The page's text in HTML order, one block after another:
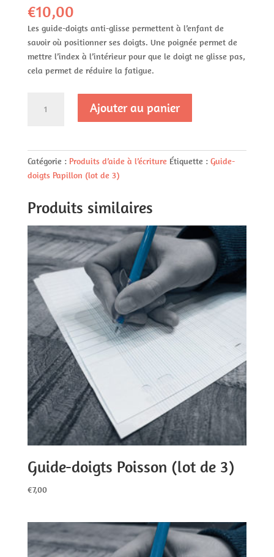
€10,00
Les guide-doigts anti-glisse permettent à l’enfant de
savoir où positionner ses doigts. Une poignée permet de
mettre l’index à l’intérieur pour que le doigt ne glisse pas,
cela permet de réduire la fatigue.
Papillon
Ajouter au panier
Catégorie : Produits d’aide à l’écriture Étiquette : Guide-
doigts Papillon (lot de 3)
Produits similaires
Guide-doigts Poisson (lot de 3)
€7,00